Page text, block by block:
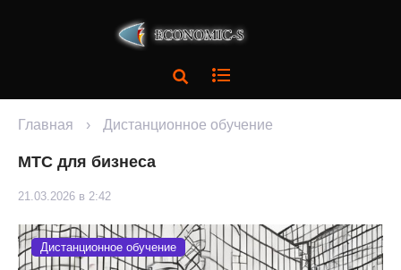
Главная › Дистанционное обучение
МТС для бизнеса
21.03.2026 в 2:42
Дистанционное обучение